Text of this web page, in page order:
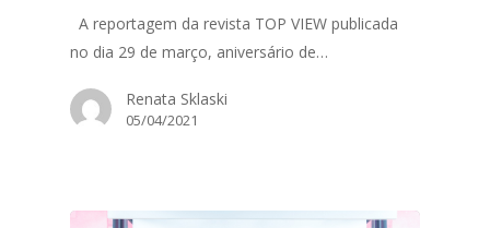
A reportagem da revista TOP VIEW publicada
no dia 29 de março, aniversário de…
Renata Sklaski
05/04/2021